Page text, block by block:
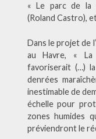
« Le parc de la
(Roland Castro),
Dans le projet de
au Havre, « La
favoriserait (…)
denrées
inestimable de
échelle pour
zones humides
préviendront le